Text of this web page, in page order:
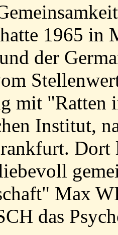
1965 in
der
mit "Ratten
Institut,
Max
das